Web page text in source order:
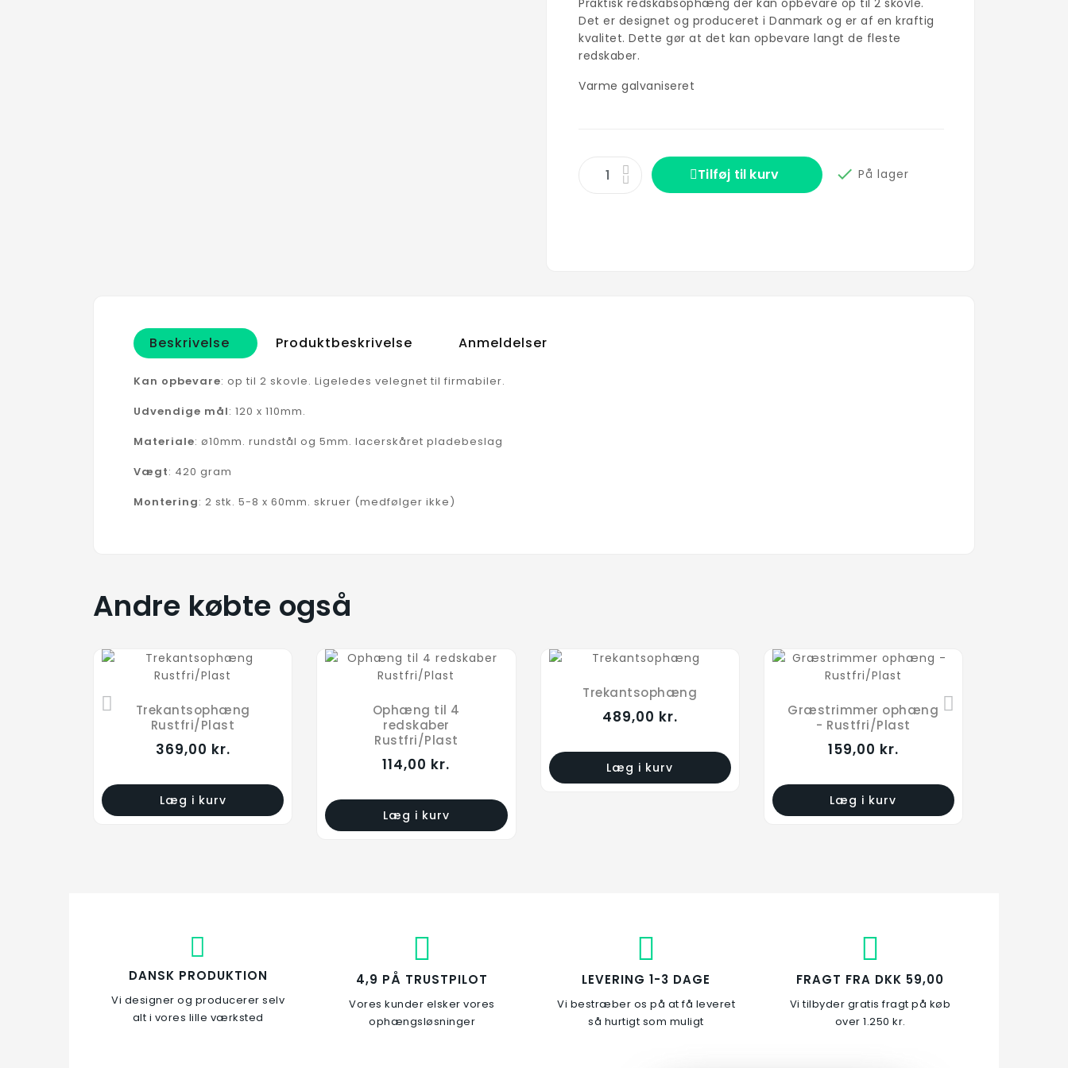
Praktisk redskabsophæng der kan opbevare op til 2 skovle.
Det er designet og produceret i Danmark og er af en kraftig
kvalitet. Dette gør at det kan opbevare langt de fleste
redskaber.
Varme galvaniseret
Tilføj til kurv  På lager
Beskrivelse Produktbeskrivelse Anmeldelser
Kan opbevare: op til 2 skovle. Ligeledes velegnet til firmabiler.
Udvendige mål: 120 x 110mm.
Materiale: ø10mm. rundstål og 5mm. lacerskåret pladebeslag
Vægt: 420 gram
Montering: 2 stk. 5-8 x 60mm. skruer (medfølger ikke)
Andre købte også
Trekantsophæng
Rustfri/Plast
369,00 kr.
Læg i kurv
Ophæng til 4
redskaber
Rustfri/Plast
114,00 kr.
Læg i kurv
Trekantsophæng
489,00 kr.
Læg i kurv
Græstrimmer ophæng
- Rustfri/Plast
159,00 kr.
Læg i kurv
DANSK PRODUKTION
Vi designer og producerer selv
alt i vores lille værksted
4,9 PÅ TRUSTPILOT
Vores kunder elsker vores
ophængsløsninger
LEVERING 1-3 DAGE
Vi bestræber os på at få leveret
så hurtigt som muligt
FRAGT FRA DKK 59,00
Vi tilbyder gratis fragt på køb
over 1.250 kr.